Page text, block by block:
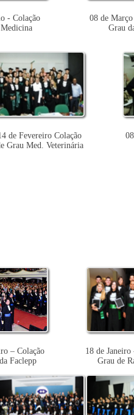
- Colação
08 de
Grau
de Fevereiro Colação
Grau Med. Veterinária
– Colação
Faclepp
18 de
Grau de